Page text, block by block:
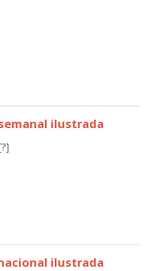
ilustrada
ilustrada